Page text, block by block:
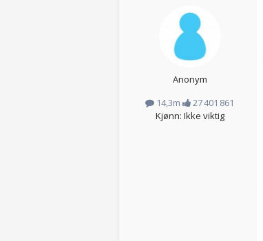
Anonym
14,3m
27 401 861
Kjønn: Ikke viktig